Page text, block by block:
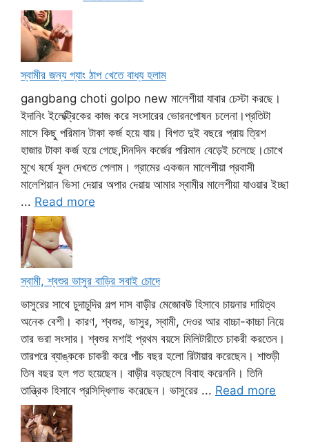
স্বামীর জন্য গ্যাং ঠাপ খেতে বাধ্য হলাম
gangbang choti golpo new মালেশীয়া যাবার চেস্টা করছে।
ইদানিং ইলেক্ট্রিকের কাজ করে সংসারের ভোরনপোষন চলেনা।প্রতিটা
মাসে কিছু পরিমান টাকা কর্জ হয়ে যায়। বিগত দুই বছরে প্রায় ত্রিশ
হাজার টাকা কর্জ হয়ে গেছে,দিনদিন কর্জের পরিমান বেড়েই চলেছে।চোখে
মুখে ষর্ষে ফুল দেখতে পেলাম। গ্রামের একজন মালেশীয়া প্রবাসী
মালেশিয়ান ভিসা দেয়ার অপার দেয়ায় আমার স্বামীর মালেশীয়া যাওয়ার ইচ্ছা
... Read more
স্বামী, শ্বশুর ভাসুর বাড়ির সবাই চোদে
ভাসুরের সাথে চুদাচুদির গল্প দাস বাড়ীর মেজোবউ হিসাবে চায়নার দায়িত্ব
অনেক বেশী। কারণ, শ্বশুর, ভাসুর, স্বামী, দেওর আর বাচ্চা-কাচ্চা নিয়ে
তার ভরা সংসার। শ্বশুর মশাই প্রথম বয়সে মিলিটারীতে চাকরী করতেন।
তারপরে ব্যাঙ্ককে চাকরী করে পাঁচ বছর হলো রিটায়ার করেছেন। শাশুড়ী
তিন বছর হল গত হয়েছেন। বাড়ীর বড়ছেলে বিবাহ করেননি। তিনি
তান্ত্রিক হিসাবে প্রসিদ্ধিলাভ করেছেন। ভাসুরের ... Read more